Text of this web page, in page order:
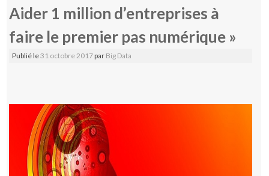
Aider 1 million d’entreprises à
faire le premier pas numérique »
Publié le31 octobre 2017par Big Data